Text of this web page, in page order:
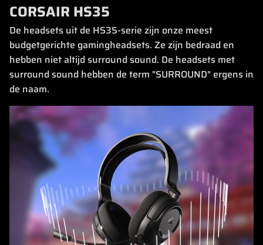
CORSAIR HS35
De headsets uit de HS35-serie zijn onze meest
budgetgerichte gamingheadsets. Ze zijn bedraad en
hebben niet altijd surround sound. De headsets met
surround sound hebben de term "SURROUND" ergens in
de naam.